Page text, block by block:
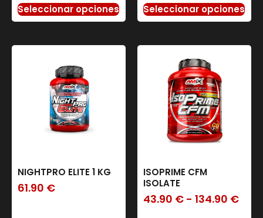
Seleccionar opciones Seleccionar opciones
NIGHTPRO ELITE 1 KG
61.90 €
ISOPRIME CFM
ISOLATE
43.90 € - 134.90 €